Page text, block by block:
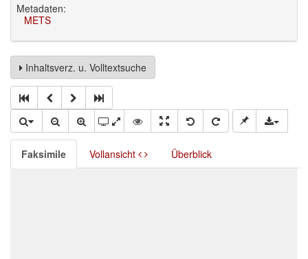
Metadaten:
METS
Inhaltsverz. u. Volltextsuche
Faksimile Vollansicht Überblick